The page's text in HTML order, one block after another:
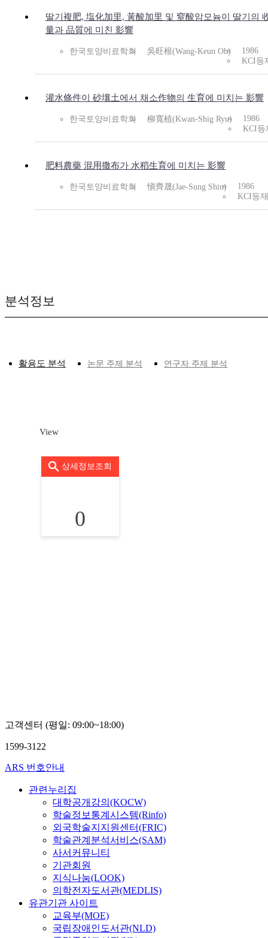
딸기複肥, 塩化加里, 黃酸加里 및 窒酸암모늄이 딸기의
量과 品質에 미친 影響
한국토양비료학회 吳旺根(Wang-Keun Oh)
1986
KCI등
灌水條件이 砂壤土에서 채소作物의 生育에 미치는 影響
한국토양비료학회 柳寬植(Kwan-Shig Ryu)
1986
KCI등
肥料農藥 混用撒布가 水稻生育에 미치는 影響
한국토양비료학회 愼齊晟(Jae-Sung Shin)
1986
KCI등재
분석정보
활용도 분석 논문 주제 분석 연구자 주제 분석
View
상세정보조회
0
고객센터 (평일: 09:00~18:00)
1599-3122
ARS 번호안내
관련누리집
대학공개강의(KOCW)
학술정보통계시스템(Rinfo)
외국학술지지원센터(FRIC)
학술관계분석서비스(SAM)
사서커뮤니티
기관회원
지식나눔(LOOK)
의학전자도서관(MEDLIS)
유관기관 사이트
교육부(MOE)
국립장애인도서관(NLD)